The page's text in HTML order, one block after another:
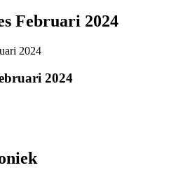
Februari 2024
2024